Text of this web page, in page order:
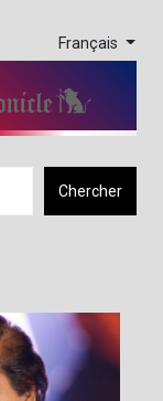
Français
Chercher